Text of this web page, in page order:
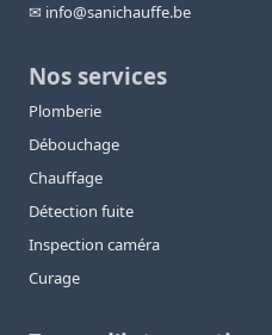
✉ info@sanichauffe.be
Nos services
Plomberie
Débouchage
Chauffage
Détection fuite
Inspection caméra
Curage